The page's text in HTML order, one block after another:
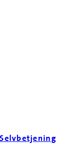
Selvbetjening